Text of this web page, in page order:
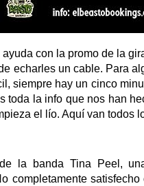
con la promo de la
echarles un cable. Para
siempre hay un cinco
toda la info que nos han
el lío. Aquí van todos
la banda Tina Peel,
completamente